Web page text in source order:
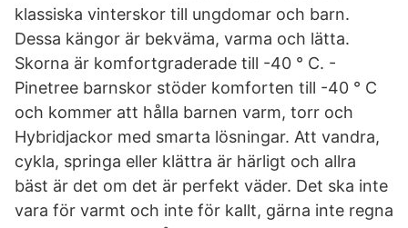
klassiska vinterskor till ungdomar och barn.
Dessa kängor är bekväma, varma och lätta.
Skorna är komfortgraderade till -40 ° C. -
Pinetree barnskor stöder komforten till -40 ° C
och kommer att hålla barnen varm, torr och
Hybridjackor med smarta lösningar. Att vandra,
cykla, springa eller klättra är härligt och allra
bäst är det om det är perfekt väder. Det ska inte
vara för varmt och inte för kallt, gärna inte regna